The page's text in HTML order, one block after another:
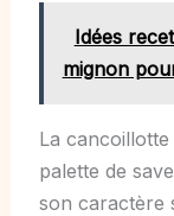
Idées
mignon
La
palette de
son caractère